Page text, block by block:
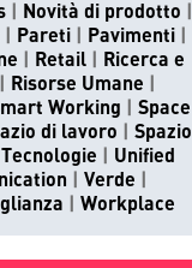
Novità di prodotto
Pareti
Pavimenti
Retail
Ricerca e
Risorse Umane
Working
Space
di lavoro
Spazio
Tecnologie
Unified
Verde
Workplace